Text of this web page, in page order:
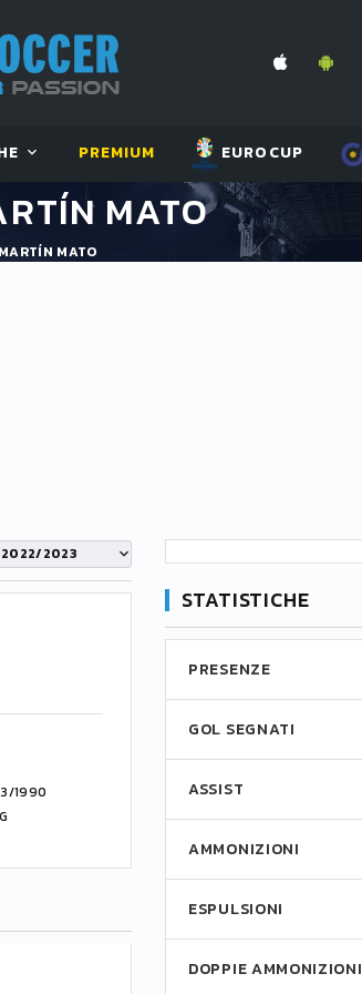
PREMIUM EUROCUP
MATO
MATO
2022/2023
1990
STATISTICHE
PRESENZE
GOL SEGNATI
ASSIST
AMMONIZIONI
ESPULSIONI
DOPPIE AMMONIZIONI